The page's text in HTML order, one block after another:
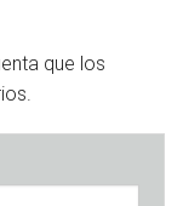
que los